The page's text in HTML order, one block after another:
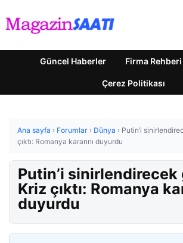
Güncel Haberler Firma Rehberi
Çerez Politikası
Ana sayfa › Forumlar › Dünya › Putin’i
çıktı: Romanya kararını duyurdu
Putin’i sinirlendirecek
Kriz çıktı: Romanya
duyurdu